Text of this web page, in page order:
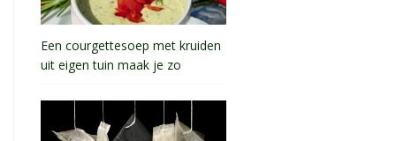
Een courgettesoep met kruiden
uit eigen tuin maak je zo